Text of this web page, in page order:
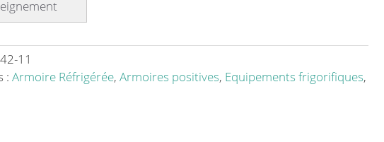
11
: Armoire Réfrigérée, Armoires positives, Equipements frigorifiques,